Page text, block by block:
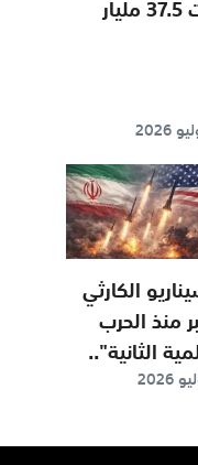
بلغت 37.5 مليار
الكارثي
منذ الحرب
الثانية"..
العدوان